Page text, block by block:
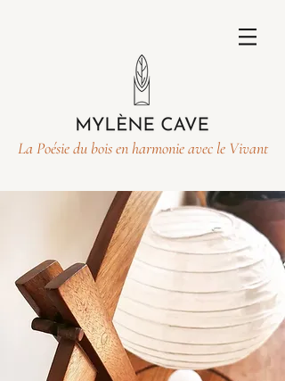
La Poésie du bois en harmonie avec le Vivant